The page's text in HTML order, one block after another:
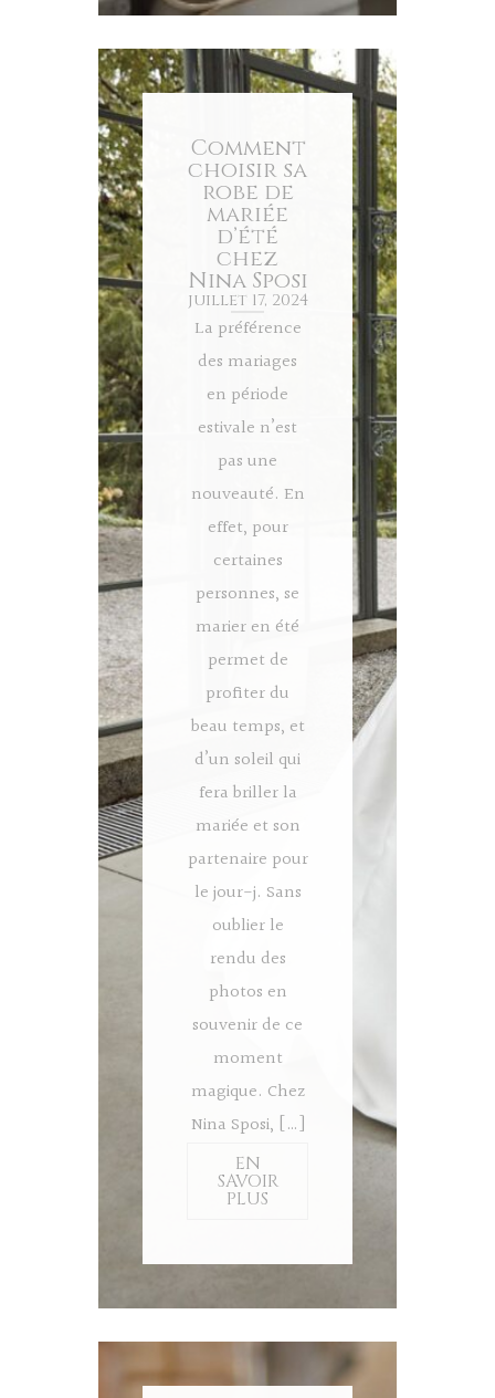
Comment
choisir sa
robe de
mariée
d’été
chez
Nina Sposi
juillet 17, 2024
La préférence
des mariages
en période
estivale n’est
pas une
nouveauté. En
effet, pour
certaines
personnes, se
marier en été
permet de
profiter du
beau temps, et
d’un soleil qui
fera briller la
mariée et son
partenaire pour
le jour-j. Sans
oublier le
rendu des
photos en
souvenir de ce
moment
magique. Chez
Nina Sposi, […]
EN
SAVOIR
PLUS